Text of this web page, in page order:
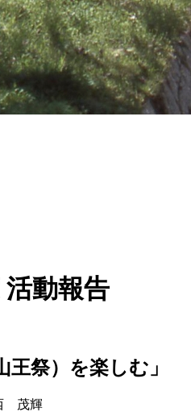
活動報告
王祭）を楽しむ」
茂輝